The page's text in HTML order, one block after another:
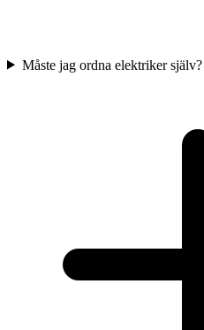
Måste jag ordna elektriker själv?